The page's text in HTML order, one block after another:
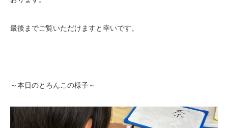
最後までご覧いただけますと幸いです。
～本日のとろんこの様子～